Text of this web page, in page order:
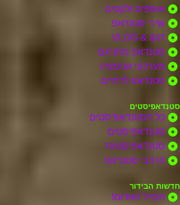
אוספים ולקטים
שירי סטנדאפ
דוקו & VLOG
סטנדאפ מתורגם
מערכוני אנימציה
סטנדאפ לדתיים
סטנדאפיסטים
כל הסטנדאפיסטים
סטנדאפיסטים
סטנדאפיסטיות
הרכבי סטנדאפ
חדשות הבידור
המייל האדום!